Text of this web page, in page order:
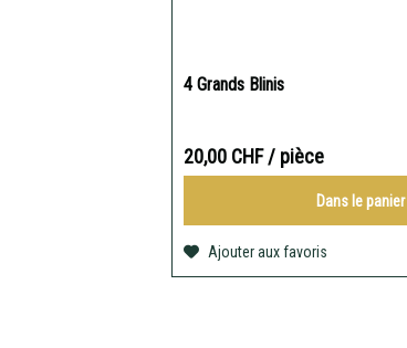
4 Grands Blinis
20,00 CHF/ pièce
Dans lepanier
Ajouter aux favoris